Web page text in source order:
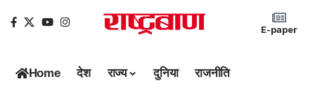
E-paper
Home देश राज्य दुनिया राजनीति